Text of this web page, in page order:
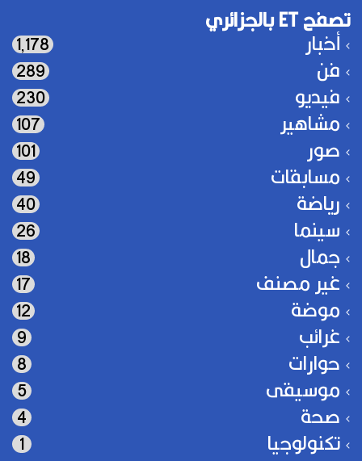
تصفح ET بالجزائري
أخبار 1٬178
فن 289
فيديو 230
مشاهير 107
صور 101
مسابقات 49
رياضة 40
سينما 26
جمال 18
غير مصنف 17
موضة 12
غرائب 9
حوارات 8
موسيقى 5
صحة 4
تكنولوجيا 1